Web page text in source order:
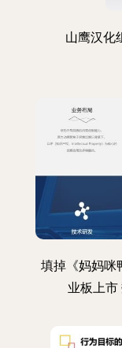
山鹰汉化
填掉《妈妈咪
业板上市